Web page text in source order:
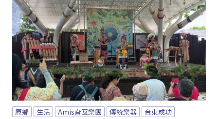
原鄉 生活 Amis旮亙樂團 傳統樂器
台東成功